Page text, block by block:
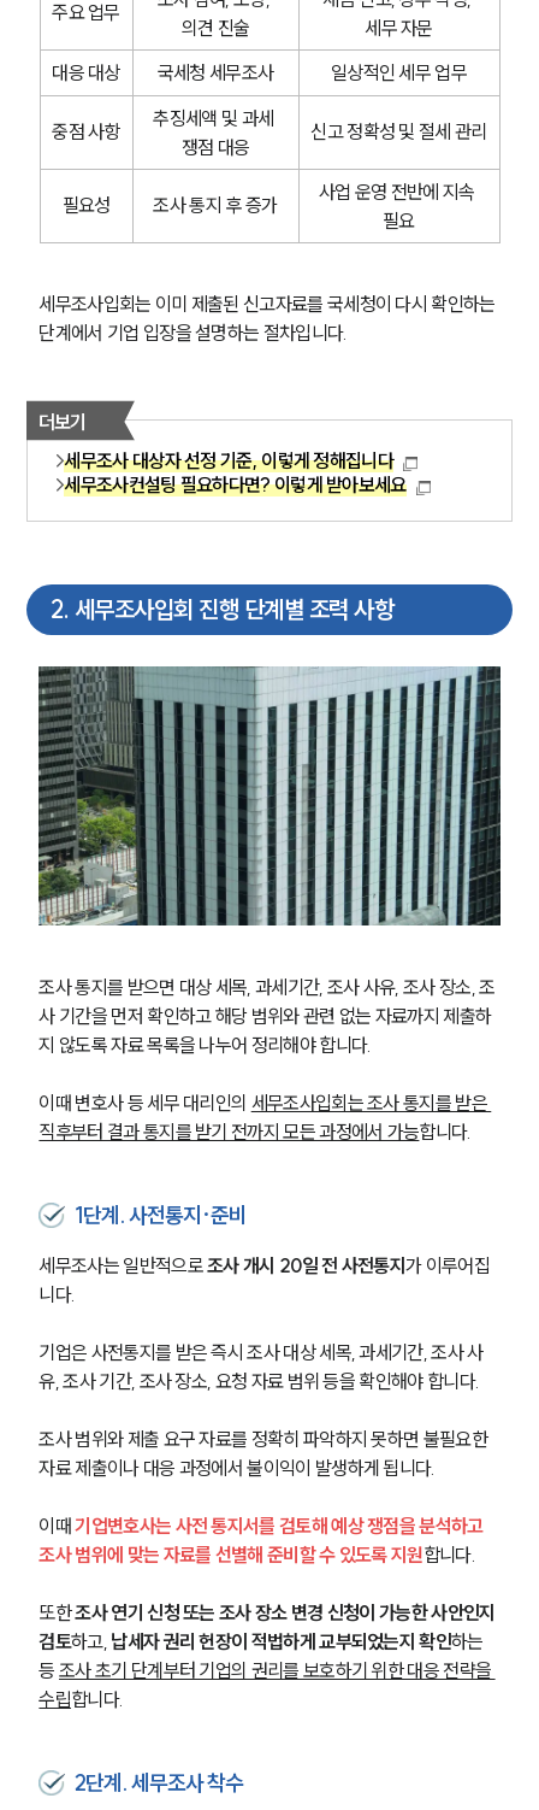
주요 업무
의견 진술
세무 자문
대응 대상
국세청 세무조사 일상적인 세무 업무
중점 사항
추징세액 및 과세
쟁점 대응
신고 정확성 및 절세 관리
필요성 조사 통지 후 증가
사업 운영 전반에 지속
필요
세무조사입회는 이미 제출된 신고자료를 국세청이 다시 확인하는
단계에서 기업 입장을 설명하는 절차입니다.
더보기
세무조사 대상자 선정 기준, 이렇게 정해집니다
세무조사컨설팅 필요하다면? 이렇게 받아보세요
2. 세무조사입회 진행 단계별 조력 사항
조사 통지를 받으면 대상 세목, 과세기간, 조사 사유, 조사 장소, 조
사 기간을 먼저 확인하고 해당 범위와 관련 없는 자료까지 제출하
지 않도록 자료 목록을 나누어 정리해야 합니다.
이때 변호사 등 세무 대리인의 세무조사입회는 조사 통지를 받은
직후부터 결과 통지를 받기 전까지 모든 과정에서 가능합니다.
1단계. 사전통지·준비
세무조사는 일반적으로 조사 개시 20일 전 사전통지가 이루어집
니다.
기업은 사전통지를 받은 즉시 조사 대상 세목, 과세기간, 조사 사
유, 조사 기간, 조사 장소, 요청 자료 범위 등을 확인해야 합니다.
조사 범위와 제출 요구 자료를 정확히 파악하지 못하면 불필요한
자료 제출이나 대응 과정에서 불이익이 발생하게 됩니다.
이때 기업변호사는 사전 통지서를 검토해 예상 쟁점을 분석하고
조사 범위에 맞는 자료를 선별해 준비할 수 있도록 지원합니다.
또한 조사 연기 신청 또는 조사 장소 변경 신청이 가능한 사안인지
검토하고, 납세자 권리 헌장이 적법하게 교부되었는지 확인하는
등 조사 초기 단계부터 기업의 권리를 보호하기 위한 대응 전략을
수립합니다.
2단계. 세무조사 착수